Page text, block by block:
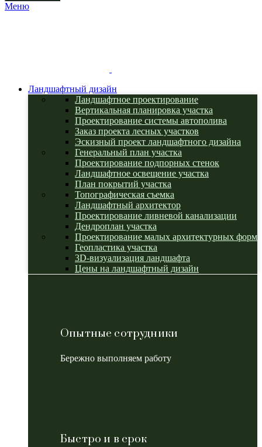
Меню
Ландшафтный дизайн
Ландшафтное проектирование
Вертикальная планировка участка
Проектирование системы автополива
Заказ проекта лесных участков
Эскизный проект ландшафтного дизайна
Генеральный план участка
Проектирование подпорных стенок
Ландшафтное освещение участка
План покрытий участка
Топографическая съемка
Ландшафтный архитектор
Проектирование ливневой канализации
Дендроплан участка
Проектирование малых архитектурных форм
Геопластика участка
3D-визуализация ландшафта
Цены на ландшафтный дизайн
Опытные сотрудники
Бережно выполняем работу
Быстро и в срок